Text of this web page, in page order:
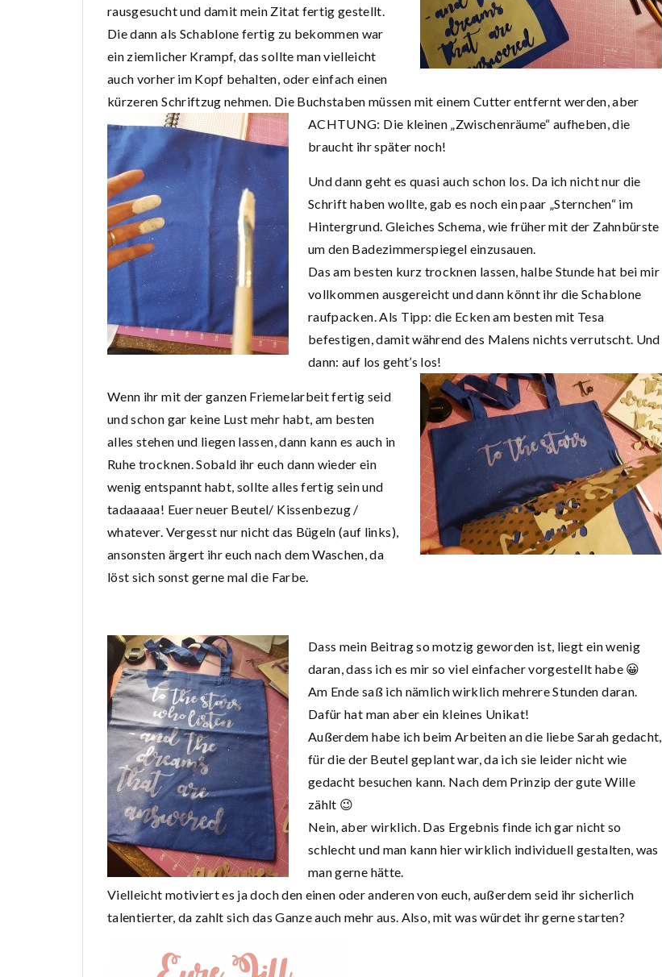
rausgesucht und damit mein Zitat fertig gestellt.
Die dann als Schablone fertig zu bekommen war
ein ziemlicher Krampf, das sollte man vielleicht
auch vorher im Kopf behalten, oder einfach einen
kürzeren Schriftzug nehmen. Die Buchstaben müssen mit einem Cutter entfernt werden, aber
ACHTUNG: Die kleinen „Zwischenräume“ aufheben, die
braucht ihr später noch!
Und dann geht es quasi auch schon los. Da ich nicht nur die
Schrift haben wollte, gab es noch ein paar „Sternchen“ im
Hintergrund. Gleiches Schema, wie früher mit der Zahnbürste
um den Badezimmerspiegel einzusauen.
Das am besten kurz trocknen lassen, halbe Stunde hat bei mir
vollkommen ausgereicht und dann könnt ihr die Schablone
raufpacken. Als Tipp: die Ecken am besten mit Tesa
befestigen, damit während des Malens nichts verrutscht. Und
dann: auf los geht’s los!
Wenn ihr mit der ganzen Friemelarbeit fertig seid
und schon gar keine Lust mehr habt, am besten
alles stehen und liegen lassen, dann kann es auch in
Ruhe trocknen. Sobald ihr euch dann wieder ein
wenig entspannt habt, sollte alles fertig sein und
tadaaaaa! Euer neuer Beutel/ Kissenbezug /
whatever. Vergesst nur nicht das Bügeln (auf links),
ansonsten ärgert ihr euch nach dem Waschen, da
löst sich sonst gerne mal die Farbe.
Dass mein Beitrag so motzig geworden ist, liegt ein wenig
daran, dass ich es mir so viel einfacher vorgestellt habe 😀
Am Ende saß ich nämlich wirklich mehrere Stunden daran.
Dafür hat man aber ein kleines Unikat!
Außerdem habe ich beim Arbeiten an die liebe Sarah gedacht,
für die der Beutel geplant war, da ich sie leider nicht wie
gedacht besuchen kann. Nach dem Prinzip der gute Wille
zählt 😉
Nein, aber wirklich. Das Ergebnis finde ich gar nicht so
schlecht und man kann hier wirklich individuell gestalten, was
man gerne hätte.
Vielleicht motiviert es ja doch den einen oder anderen von euch, außerdem seid ihr sicherlich
talentierter, da zahlt sich das Ganze auch mehr aus. Also, mit was würdet ihr gerne starten?